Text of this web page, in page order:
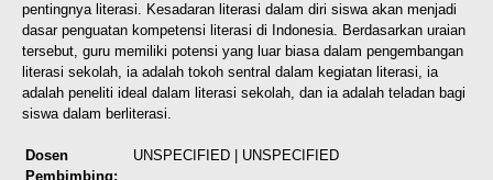
pentingnya literasi. Kesadaran literasi dalam diri siswa akan menjadi
dasar penguatan kompetensi literasi di Indonesia. Berdasarkan uraian
tersebut, guru memiliki potensi yang luar biasa dalam pengembangan
literasi sekolah, ia adalah tokoh sentral dalam kegiatan literasi, ia
adalah peneliti ideal dalam literasi sekolah, dan ia adalah teladan bagi
siswa dalam berliterasi.
Dosen
Pembimbing:
UNSPECIFIED | UNSPECIFIED